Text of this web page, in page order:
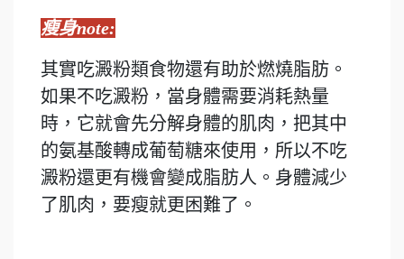
瘦身note:
其實吃澱粉類食物還有助於燃燒脂肪。
如果不吃澱粉，當身體需要消耗熱量
時，它就會先分解身體的肌肉，把其中
的氨基酸轉成葡萄糖來使用，所以不吃
澱粉還更有機會變成脂肪人。身體減少
了肌肉，要瘦就更困難了。